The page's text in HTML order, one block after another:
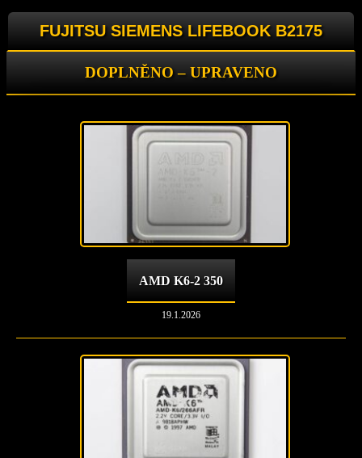
FUJITSU SIEMENS LIFEBOOK B2175
DOPLNĚNO – UPRAVENO
AMD K6-2 350
19.1.2026